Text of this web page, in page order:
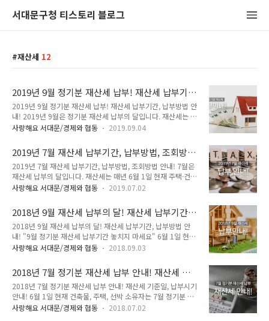
서대문구청 티스토리 블로그
재산세 12
2019년 9월 정기분 재산세 납부! 재산세 납부기
간, 납부방법 안내!
2019년 9월 정기분 재산세 납부! 재산세 납부기간, 납부방법 안
내! 2019년 9월은 정기분 재산세 납부의 달입니다. 재산세는 매
년 6월 1일 현재 주택, 건축물, 토지, 선박 등의 소유자에게 7월
등에 과세하고 이번 9월에는 나머지 주택분의 1/2과 토지(주택
부속토지 제외)에 대하여 과세하고 있습니다. 9월 정기분 재산세
납부 ● 납부기간 : 9월 16일 ~ 9월 30일 ※ 납부기한 경과 시
다음달에 최초 가산금 3% 추가 납부, 재산세액(도시지역분포
함)이 30만원 이상인 경우(매 1개월마다 0.75%씩 60개월간)
새마을금고, 우체국 방문 납부 - 편의점(CU, G..
사랑해요 서대문/경제와 협동 2019.09.04
2019년 7월 재산세 납부기간, 납부방법, 조회방
법 안내!
2019년 7월 재산세 납부기간, 납부방법, 조회방법 안내! 7월은
재산세 납부의 달입니다. 재산세는 매년 6월 1일 현재 주택·건
축물·토지·선박 등의 소유자에게 7월과 9월로 나누어 과세됩니
산세 납부 안내 ● 납세의무자 : 6월 1일 현재 소유자 ● 과세대
상 : 주택(1/2), 건축물 ● 납부기간 : 2019년 7월 16일 ~ 7월
31일 ※ 납부기한이 경과하면 최초 가산금 3% 더 납부 ※ 재산
세액이 30만원 이상인 경우에는 (매 1개월마다 0.75%씩 60개
월간) 증가산금 추가 부담 ● 납부방법 : 시중은행, 인터넷뱅킹,
마을금고, 우체국 방문 ② 편의점 -..
사랑해요 서대문/경제와 협동 2019.07.02
2018년 9월 재산세 납부의 달! 재산세 납부기간,
납부방법 안내!
2018년 9월 재산세 납부의 달! 재산세 납부기간, 납부방법 안
내! "9월 정기분 재산세 납부기간 놓치지 마세요" 6월 1일 현재
주택, 토지 소유자는 9월 정기분 재산세를 납부해야 합니다. 매
을 취득한 매수자에게 납세의무가 있습니다. 2018년 9월 재산
세 납부기간, 납부방법에 대해 자세히 알아볼까요~^^ 9월 정기
분 재산세 납부 안내 ● 납세의무자 : 6월 1일 현재 주택 및 토지
소유자(주택1/2, 토지) ● 납부기간 : 2018. 9. 16. ~ 9. 30. ※
9월 30일이 공휴일이므로 10월 1일까지 납부 가능 ※ 기간이
사랑해요 서대문/경제와 협동 2018.09.03
2018년 7월 정기분 재산세 납부 안내! 재산세 기
준일, 납부시기 안내!
2018년 7월 정기분 재산세 납부 안내! 재산세 기준일, 납부시기
안내! 6월 1일 현재 건축물, 주택, 선박 소유자는 7월 정기분 재
산세를 납부해야 합니다. TONG지기와 함께 재산세 납부시기,
사랑해요 서대문/경제와 협동 2018.07.02